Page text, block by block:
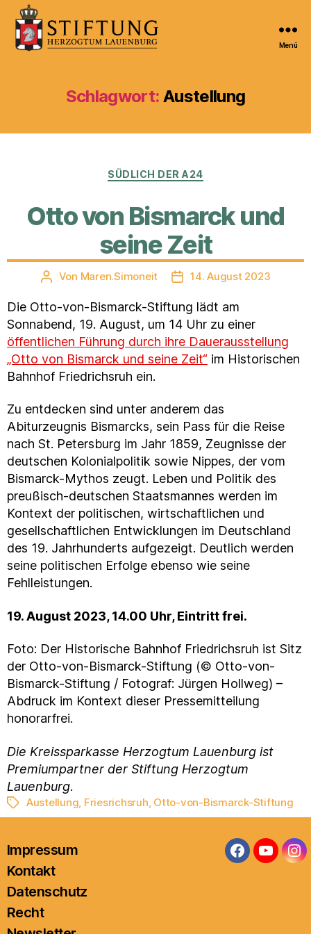
Herzogtum
Menü
Schlagwort: Austellung
Kategorien
SÜDLICH DER A24
Otto von Bismarck und
seine Zeit
Beitragsautor
Von Maren.Simoneit Veröffentlichungsdatum
14. August 2023
Die Otto-von-Bismarck-Stiftung lädt am
Sonnabend, 19. August, um 14 Uhr zu einer
öffentlichen Führung durch ihre Dauerausstellung
„Otto von Bismarck und seine Zeit“ im Historischen
Bahnhof Friedrichsruh ein.
Zu entdecken sind unter anderem das
Abiturzeugnis Bismarcks, sein Pass für die Reise
nach St. Petersburg im Jahr 1859, Zeugnisse der
deutschen Kolonialpolitik sowie Nippes, der vom
Bismarck-Mythos zeugt. Leben und Politik des
preußisch-deutschen Staatsmannes werden im
Kontext der politischen, wirtschaftlichen und
gesellschaftlichen Entwicklungen im Deutschland
des 19. Jahrhunderts aufgezeigt. Deutlich werden
seine politischen Erfolge ebenso wie seine
Fehlleistungen.
19. August 2023, 14.00 Uhr, Eintritt frei.
Foto: Der Historische Bahnhof Friedrichsruh ist Sitz
der Otto-von-Bismarck-Stiftung (© Otto-von-
Bismarck-Stiftung / Fotograf: Jürgen Hollweg) –
Abdruck im Kontext dieser Pressemitteilung
honorarfrei.
Die Kreissparkasse Herzogtum Lauenburg ist
Premiumpartner der Stiftung Herzogtum
Lauenburg.
Schlagwörter
Austellung Friesrichsruh Otto-von-Bismarck-Stiftung
Impressum
Kontakt
Datenschutz
Recht
Facebook